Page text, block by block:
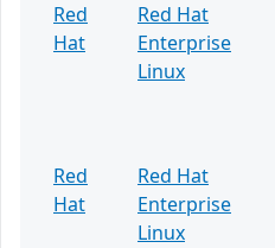
Red
Hat
Red Hat
Enterprise
Linux
Red
Hat
Red Hat
Enterprise
Linux